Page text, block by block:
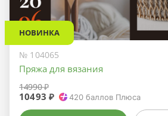
НОВИНКА
№ 104065
Пряжа для вязания
14990 ₽
10493 ₽ 420 баллов Плюса